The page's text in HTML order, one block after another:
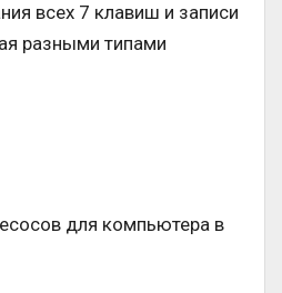
всех 7 клавиш и записи
разными типами
для компьютера в